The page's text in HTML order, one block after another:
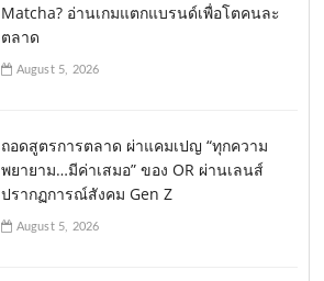
Matcha? อ่านเกมแตกแบรนด์เพื่อโตคนละ
ตลาด
August 5, 2026
ถอดสูตรการตลาด ผ่าแคมเปญ “ทุกความ
พยายาม…มีค่าเสมอ” ของ OR ผ่านเลนส์
ปรากฏการณ์สังคม Gen Z
August 5, 2026